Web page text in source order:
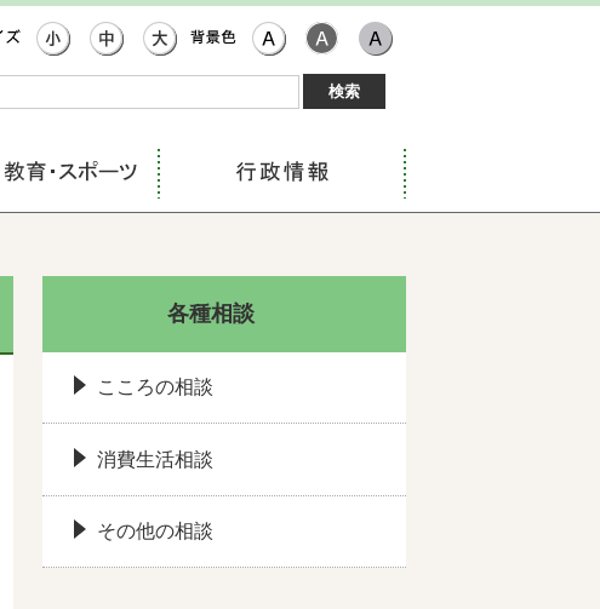
各種相談
こころの相談
消費生活相談
その他の相談